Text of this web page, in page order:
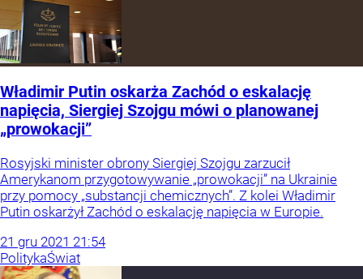
Władimir Putin oskarża Zachód o eskalację
napięcia, Siergiej Szojgu mówi o planowanej
„prowokacji”
Rosyjski minister obrony Siergiej Szojgu zarzucił
Amerykanom przygotowywanie „prowokacji” na Ukrainie
przy pomocy „substancji chemicznych”. Z kolei Władimir
Putin oskarżył Zachód o eskalację napięcia w Europie.
21 gru 2021 21:54
PolitykaŚwiat